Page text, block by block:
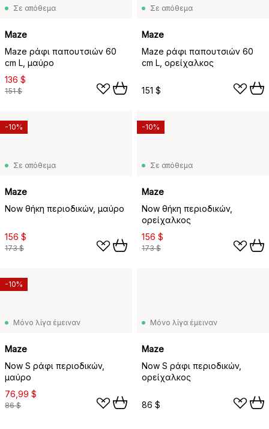
Σε απόθεμα
Maze
Maze ράφι παπουτσιών 60
cm L, μαύρο
136 $
151 $
Σε απόθεμα
Maze
Maze ράφι παπουτσιών 60
cm L, ορείχαλκος
151 $
Σε απόθεμα
Maze
Now θήκη περιοδικών, μαύρο
156 $
173 $
-10%
Σε απόθεμα
Maze
Now θήκη περιοδικών,
ορείχαλκος
156 $
173 $
-10%
Μόνο λίγα έμειναν
Maze
Now S ράφι περιοδικών,
μαύρο
76,99 $
86 $
-10%
Μόνο λίγα έμειναν
Maze
Now S ράφι περιοδικών,
ορείχαλκος
86 $